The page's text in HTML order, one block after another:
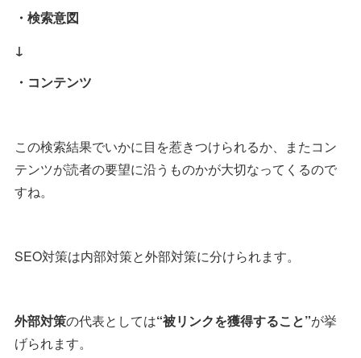
・検索意図
↓
・コンテンツ
この検索結果でいかに目を惹きつけられるか、またコン
テンツが読者の要望に沿うものかが大切なってくるので
すね。
SEO対策は内部対策と外部対策に分けられます。
外部対策の代表としては“被リンクを獲得すること”が挙
げられます。